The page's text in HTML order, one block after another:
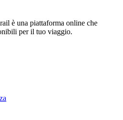
è una piattaforma online che
per il tuo viaggio.